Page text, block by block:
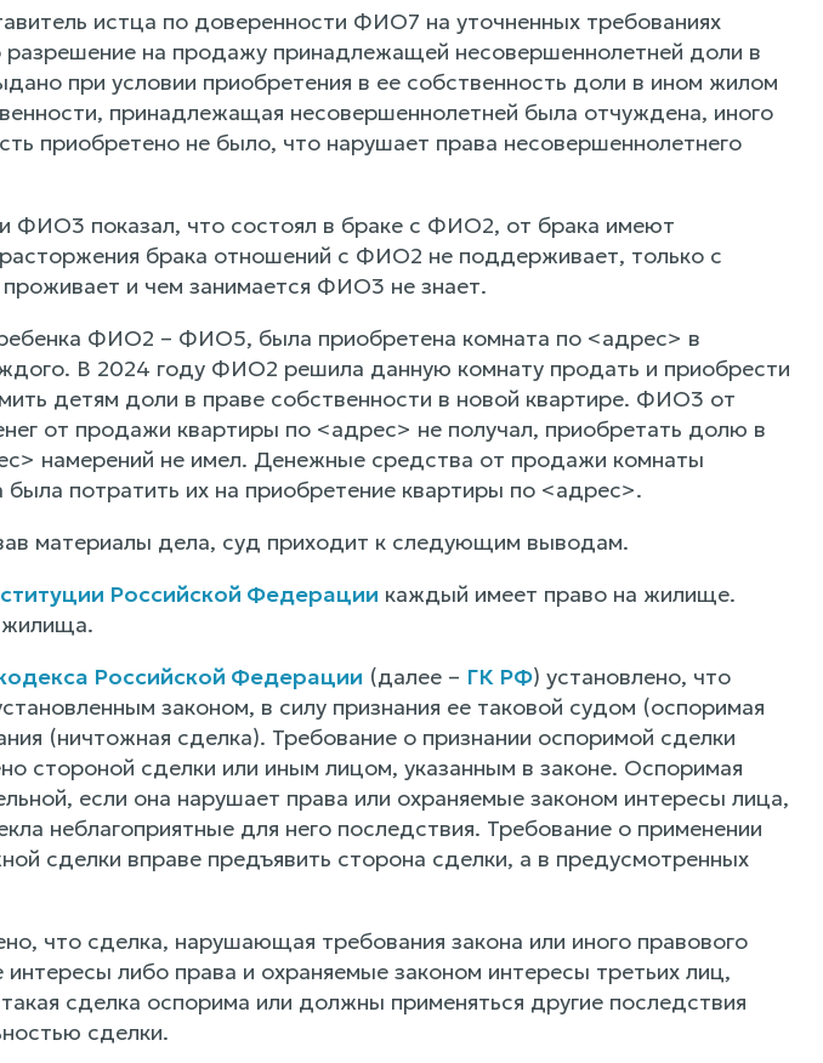
истца по доверенности ФИО7 на уточненных требованиях
разрешение на продажу принадлежащей несовершеннолетней доли в
при условии приобретения в ее собственность доли в ином жилом
принадлежащая несовершеннолетней была отчуждена, иного
приобретено не было, что нарушает права несовершеннолетнего
ФИО3 показал, что состоял в браке с ФИО2, от брака имеют
брака отношений с ФИО2 не поддерживает, только с
и чем занимается ФИО3 не знает.
ФИО2 – ФИО5, была приобретена комната по <адрес> в
В 2024 году ФИО2 решила данную комнату продать и приобрести
детям доли в праве собственности в новой квартире. ФИО3 от
от продажи квартиры по <адрес> не получал, приобретать долю в
намерений не имел. Денежные средства от продажи комнаты
потратить их на приобретение квартиры по <адрес>.
материалы дела, суд приходит к следующим выводам.
Российской Федерации каждый имеет право на жилище.
жилища.
Российской Федерации (далее – ГК РФ) установлено, что
законом, в силу признания ее таковой судом (оспоримая
(ничтожная сделка). Требование о признании оспоримой сделки
стороной сделки или иным лицом, указанным в законе. Оспоримая
если она нарушает права или охраняемые законом интересы лица,
неблагоприятные для него последствия. Требование о применении
сделки вправе предъявить сторона сделки, а в предусмотренных
что сделка, нарушающая требования закона или иного правового
либо права и охраняемые законом интересы третьих лиц,
сделка оспорима или должны применяться другие последствия
сделки.